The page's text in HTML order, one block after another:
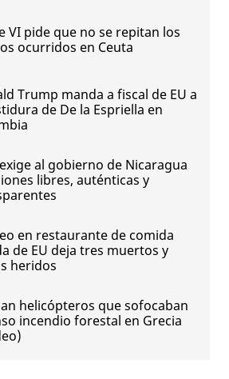
VI pide que no se repitan los
ocurridos en Ceuta
Trump manda a fiscal de EU a
de De la Espriella en
al gobierno de Nicaragua
libres, auténticas y
en restaurante de comida
de EU deja tres muertos y
heridos
helicópteros que sofocaban
incendio forestal en Grecia